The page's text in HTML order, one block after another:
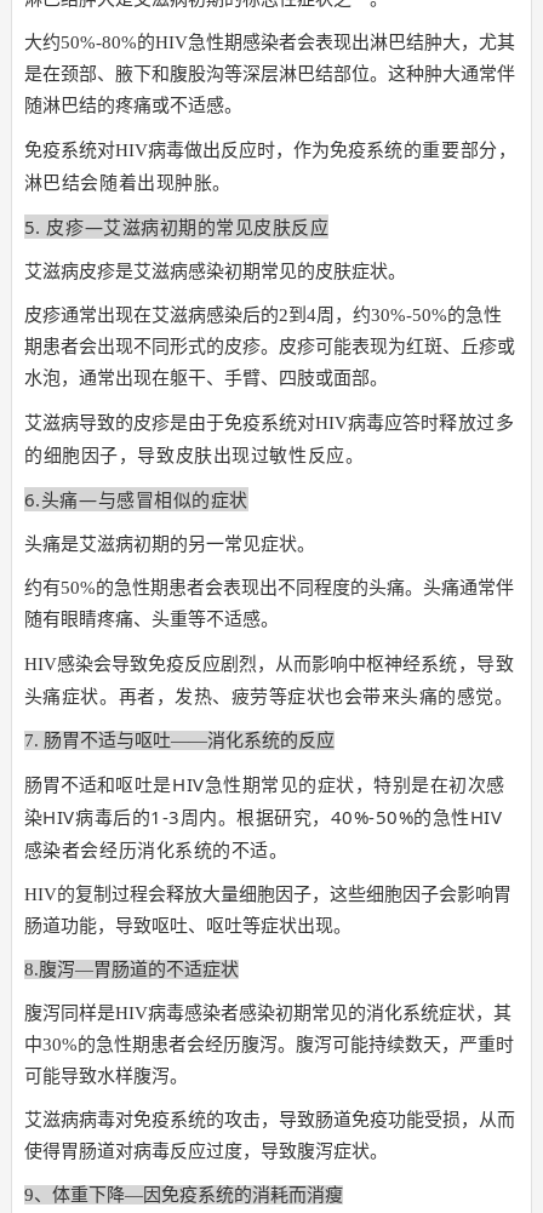
大约50%-80%的HIV急性期感染者会表现出淋巴结肿大，尤其
是在颈部、腋下和腹股沟等深层淋巴结部位。这种肿大通常伴
随淋巴结的疼痛或不适感。
免疫系统对HIV病毒做出反应时，作为免疫系统的重要部分，
淋巴结会随着出现肿胀。
5. 皮疹—艾滋病初期的常见皮肤反应
艾滋病皮疹是艾滋病感染初期常见的皮肤症状。
皮疹通常出现在艾滋病感染后的2到4周，约30%-50%的急性
期患者会出现不同形式的皮疹。皮疹可能表现为红斑、丘疹或
水泡，通常出现在躯干、手臂、四肢或面部。
艾滋病导致的皮疹是由于免疫系统对HIV病毒应答时释放过多
的细胞因子，导致皮肤出现过敏性反应。
6.头痛—与感冒相似的症状
头痛是艾滋病初期的另一常见症状。
约有50%的急性期患者会表现出不同程度的头痛。头痛通常伴
随有眼睛疼痛、头重等不适感。
HIV感染会导致免疫反应剧烈，从而影响中枢神经系统，导致
头痛症状。 再者，发热、疲劳等症状也会带来头痛的感觉。
7. 肠胃不适与呕吐——消化系统的反应
肠胃不适和呕吐是HIV急性期常见的症状，特别是在初次感
染HIV病毒后的1-3周内。根据研究，40%-50%的急性HIV
感染者会经历消化系统的不适。
HIV的复制过程会释放大量细胞因子，这些细胞因子会影响胃
肠道功能，导致呕吐、呕吐等症状出现。
8.腹泻—胃肠道的不适症状
腹泻同样是HIV病毒感染者感染初期常见的消化系统症状，其
中30%的急性期患者会经历腹泻。腹泻可能持续数天，严重时
可能导致水样腹泻。
艾滋病病毒对免疫系统的攻击，导致肠道免疫功能受损，从而
使得胃肠道对病毒反应过度，导致腹泻症状。
9、体重下降—因免疫系统的消耗而消瘦